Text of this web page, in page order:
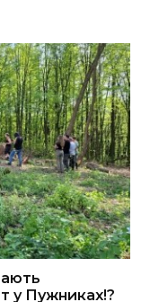
у Пужниках!?